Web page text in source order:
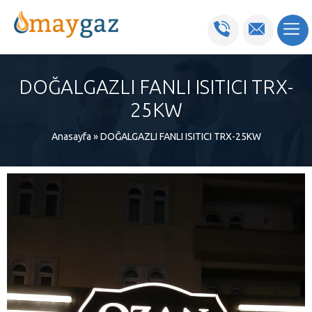
DOĞALGAZLI FANLI ISITICI TRX-
25KW
Anasayfa »DOĞALGAZLI FANLI ISITICI TRX-25KW